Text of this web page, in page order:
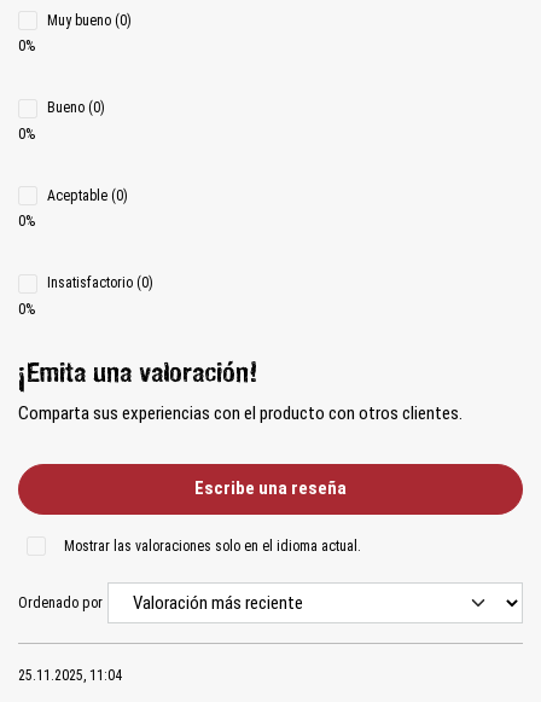
Muy bueno (0)
0%
Bueno (0)
0%
Aceptable (0)
0%
Insatisfactorio (0)
0%
¡Emita una valoración!
Comparta sus experiencias con el producto con otros clientes.
Escribe una reseña
Mostrar las valoraciones solo en el idioma actual.
Ordenado por
25.11.2025, 11:04